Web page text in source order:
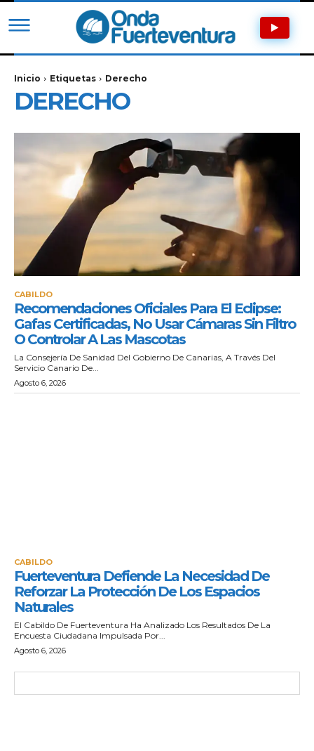
Inicio Etiquetas Derecho
DERECHO
CABILDO
Recomendaciones Oficiales Para El Eclipse:
Gafas Certificadas, No Usar Cámaras Sin Filtro
O Controlar A Las Mascotas
La Consejería De Sanidad Del Gobierno De Canarias, A Través Del
Servicio Canario De...
Agosto 6, 2026
CABILDO
Fuerteventura Defiende La Necesidad De
Reforzar La Protección De Los Espacios
Naturales
El Cabildo De Fuerteventura Ha Analizado Los Resultados De La
Encuesta Ciudadana Impulsada Por...
Agosto 6, 2026